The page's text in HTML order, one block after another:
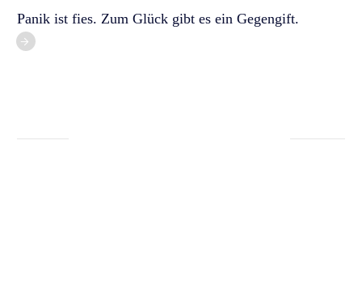
Panik ist fies. Zum Glück gibt es ein Gegengift.